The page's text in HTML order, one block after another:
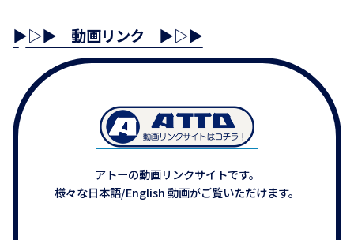
▶▷▶ 動画リンク ▶▷▶
アトーの動画リンクサイトです。
様々な日本語/English 動画がご覧いただけます。